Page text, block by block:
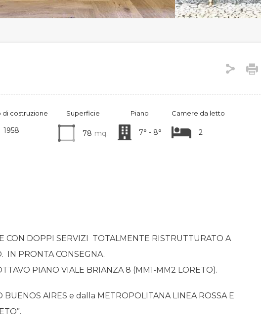
di costruzione
1958
Superficie
78 mq.
Piano
7° - 8°
Camere da letto
2
CON DOPPI SERVIZI TOTALMENTE RISTRUTTURATO A
IN PRONTA CONSEGNA.
PIANO VIALE BRIANZA 8 (MM1-MM2 LORETO).
AIRES e dalla METROPOLITANA LINEA ROSSA E